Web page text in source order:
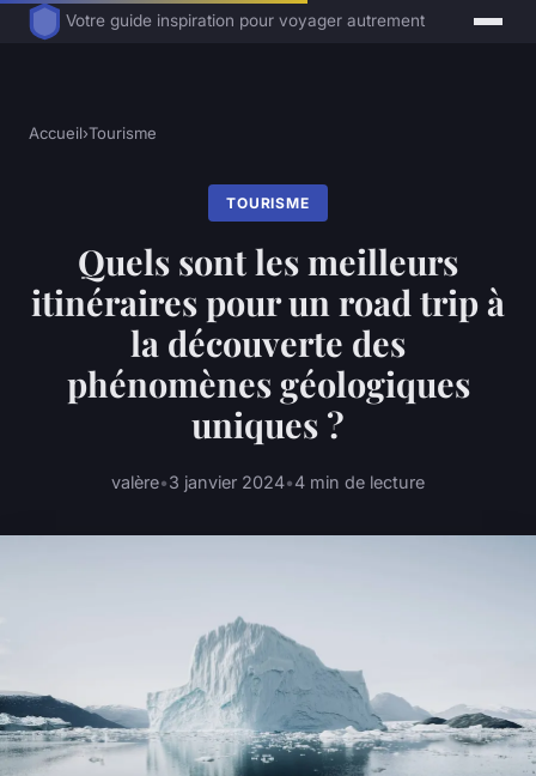
Votre guide inspiration pour voyager autrement
Accueil›Tourisme
TOURISME
Quels sont les meilleurs
itinéraires pour un road trip à
la découverte des
phénomènes géologiques
uniques ?
valère•3 janvier 2024•4 min de lecture